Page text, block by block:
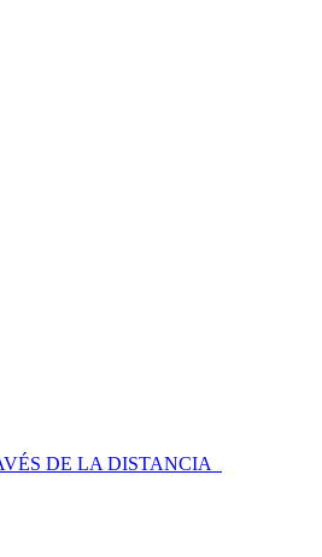
DE LA DISTANCIA